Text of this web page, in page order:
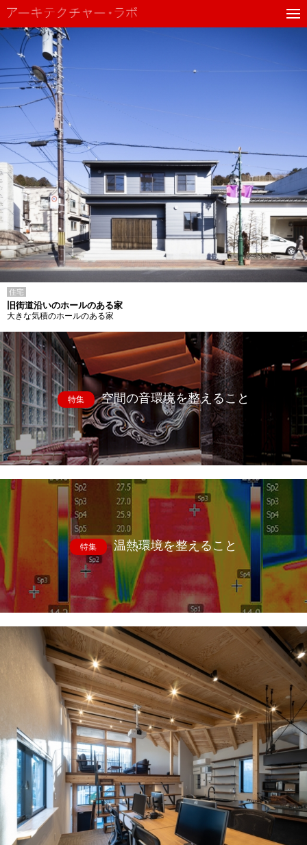
住宅
旧街道沿いのホールのある家
大きな気積のホールのある家
特集 空間の音環境を整えること
特集 温熱環境を整えること